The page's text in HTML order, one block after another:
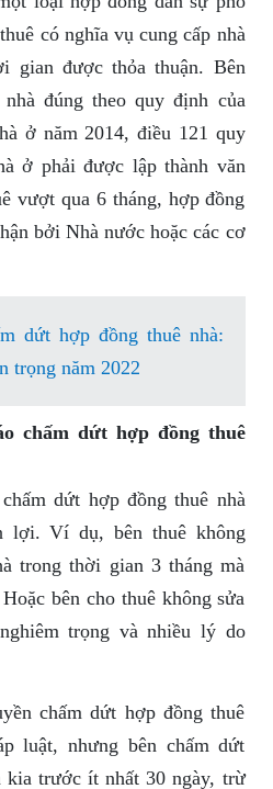
có nghĩa vụ cung cấp nhà
gian được thỏa thuận. Bên
đúng theo quy định của
ở năm 2014, điều 121 quy
ở phải được lập thành văn
vượt qua 6 tháng, hợp đồng
bởi Nhà nước hoặc các cơ
dứt hợp đồng thuê nhà:
trọng năm 2022
chấm dứt hợp đồng thuê
dứt hợp đồng thuê nhà
lợi. Ví dụ, bên thuê không
trong thời gian 3 tháng mà
bên cho thuê không sửa
trọng và nhiều lý do
chấm dứt hợp đồng thuê
luật, nhưng bên chấm dứt
kia trước ít nhất 30 ngày, trừ